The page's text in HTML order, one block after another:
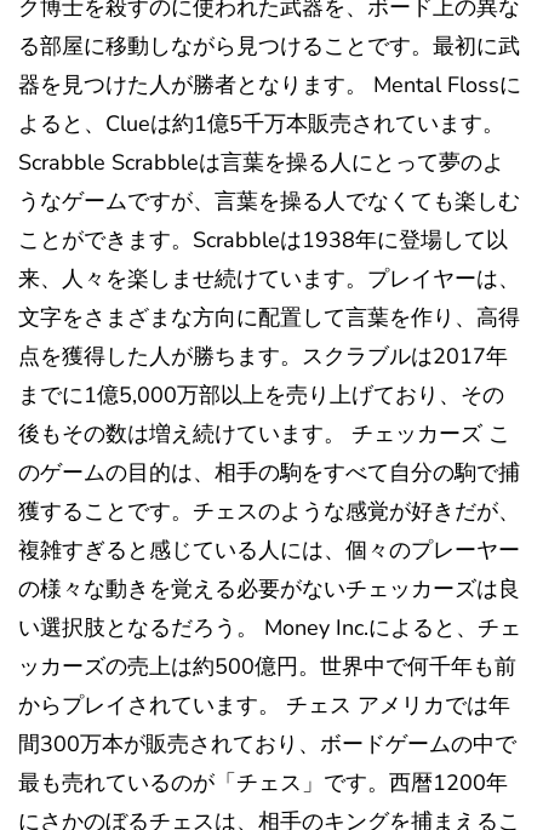
ク博士を殺すのに使われた武器を、ボード上の異な
る部屋に移動しながら見つけることです。最初に武
器を見つけた人が勝者となります。 Mental Flossに
よると、Clueは約1億5千万本販売されています。
Scrabble Scrabbleは言葉を操る人にとって夢のよ
うなゲームですが、言葉を操る人でなくても楽しむ
ことができます。Scrabbleは1938年に登場して以
来、人々を楽しませ続けています。プレイヤーは、
文字をさまざまな方向に配置して言葉を作り、高得
点を獲得した人が勝ちます。スクラブルは2017年
までに1億5,000万部以上を売り上げており、その
後もその数は増え続けています。 チェッカーズ こ
のゲームの目的は、相手の駒をすべて自分の駒で捕
獲することです。チェスのような感覚が好きだが、
複雑すぎると感じている人には、個々のプレーヤー
の様々な動きを覚える必要がないチェッカーズは良
い選択肢となるだろう。 Money Inc.によると、チェ
ッカーズの売上は約500億円。世界中で何千年も前
からプレイされています。 チェス アメリカでは年
間300万本が販売されており、ボードゲームの中で
最も売れているのが「チェス」です。西暦1200年
にさかのぼるチェスは、相手のキングを捕まえるこ